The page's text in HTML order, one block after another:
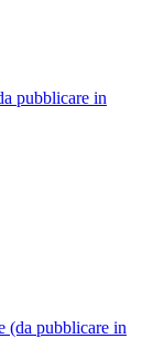
pubblicare in
(da pubblicare in